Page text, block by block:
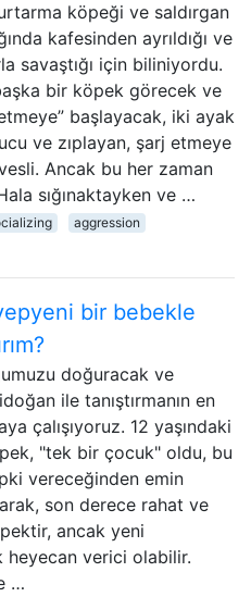
köpeği ve saldırgan
kafesinden ayrıldığı ve
savaştığı için biliniyordu.
bir köpek görecek ve
başlayacak, iki ayak
ve zıplayan, şarj etmeye
Ancak bu her zaman
sığınaktayken ve …
aggression
bir bebekle
doğuracak ve
ile tanıştırmanın en
çalışıyoruz. 12 yaşındaki
"tek bir çocuk" oldu, bu
vereceğinden emin
son derece rahat ve
ancak yeni
heyecan verici olabilir.
…